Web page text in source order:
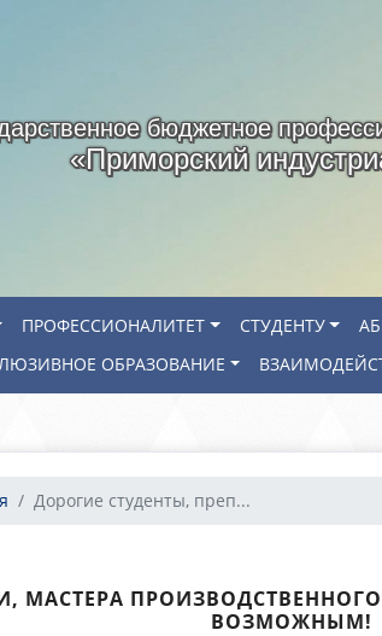
бюджетное
«Приморский
ПРОФЕССИОНАЛИТЕТ СТУДЕНТУ
ОБРАЗОВАНИЕ
Дорогие студенты, преп...
МАСТЕРА
ВОЗМОЖНЫМ!